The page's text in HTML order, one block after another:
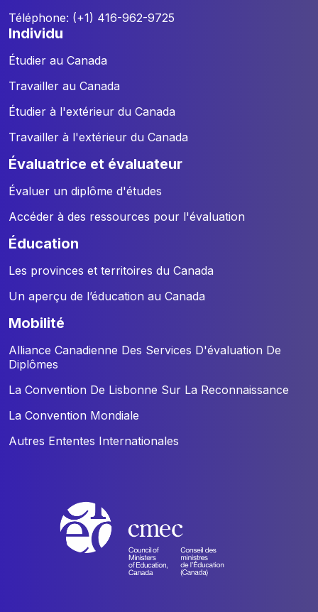
Téléphone: (+1) 416-962-9725
individu
Étudier au Canada
Travailler au Canada
Étudier à l'extérieur du Canada
Travailler à l'extérieur du Canada
évaluatrice et évaluateur
Évaluer un diplôme d'études
Accéder à des ressources pour l'évaluation
éducation
Les provinces et territoires du Canada
Un aperçu de l’éducation au Canada
mobilité
Alliance Canadienne Des Services D'évaluation De
Diplômes
La Convention De Lisbonne Sur La Reconnaissance
La Convention Mondiale
Autres Ententes Internationales